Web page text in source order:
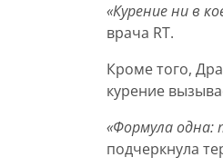
«Курение ни в
врача RT.
Кроме того,
курение
«Формула одна:
подчеркнула